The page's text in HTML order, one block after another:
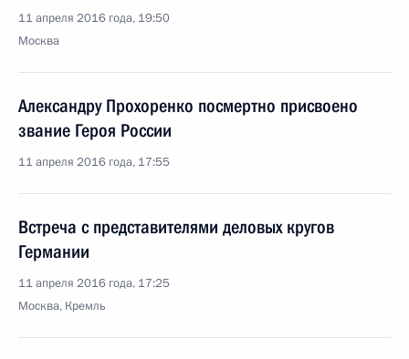
11 апреля 2016 года, 19:50
Москва
Александру Прохоренко посмертно присвоено
звание Героя России
11 апреля 2016 года, 17:55
Встреча с представителями деловых кругов
Германии
11 апреля 2016 года, 17:25
Москва, Кремль